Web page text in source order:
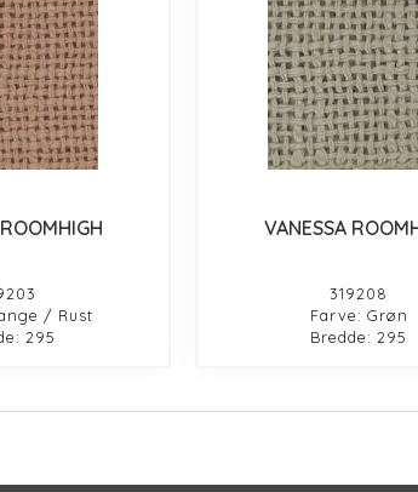
/ Rust
295
VANESSA
319208
Farve: Grøn
Bredde: 295